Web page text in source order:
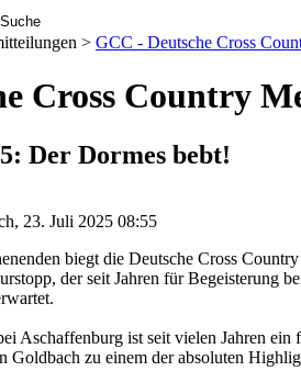
> GCC - Deutsche Cross
Cross Country
Der Dormes bebt!
23. Juli 2025 08:55
biegt die Deutsche Cross
der seit Jahren für Begeisterung
Aschaffenburg ist seit vielen Jahren
Goldbach zu einem der absoluten